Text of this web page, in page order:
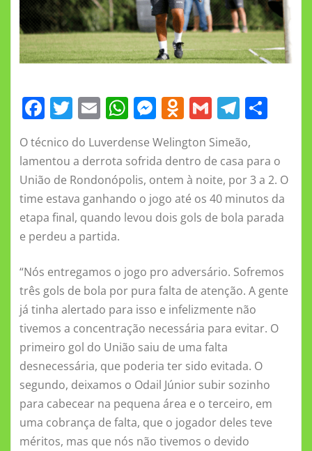
F
a
c
e
b
o
o
k
T
w
it
te
r
E
ai
l
W
at
s
A
p
M
e
ss
e
n
g
O
n
o
kl
a
ni
ki
G
m
ai
l
T
el
e
gr
a
m
a
re
O técnico do Luverdense Welington Simeão,
lamentou a derrota sofrida dentro de casa para o
União de Rondonópolis, ontem à noite, por 3 a 2. O
time estava ganhando o jogo até os 40 minutos da
etapa final, quando levou dois gols de bola parada
e perdeu a partida.
“Nós entregamos o jogo pro adversário. Sofremos
três gols de bola por pura falta de atenção. A gente
já tinha alertado para isso e infelizmente não
tivemos a concentração necessária para evitar. O
primeiro gol do União saiu de uma falta
desnecessária, que poderia ter sido evitada. O
segundo, deixamos o Odail Júnior subir sozinho
para cabecear na pequena área e o terceiro, em
uma cobrança de falta, que o jogador deles teve
méritos, mas que nós não tivemos o devido